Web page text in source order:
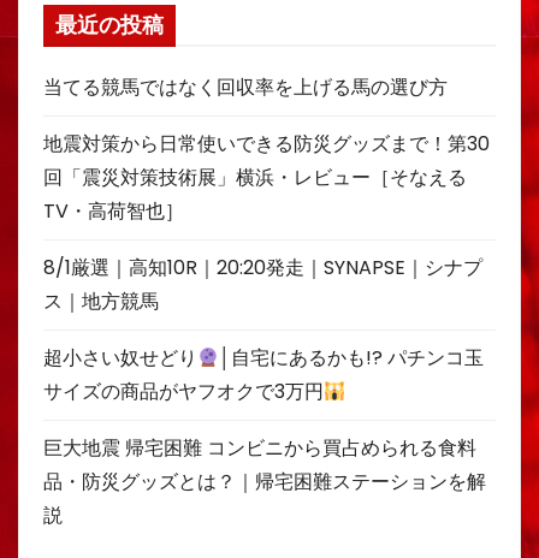
最近の投稿
当てる競馬ではなく回収率を上げる馬の選び方
地震対策から日常使いできる防災グッズまで！第30
回「震災対策技術展」横浜・レビュー［そなえる
TV・高荷智也］
8/1厳選｜高知10R｜20:20発走｜SYNAPSE｜シナプ
ス｜地方競馬
超小さい奴せどり
│自宅にあるかも!? パチンコ玉
サイズの商品がヤフオクで3万円
巨大地震 帰宅困難 コンビニから買占められる食料
品・防災グッズとは？｜帰宅困難ステーションを解
説